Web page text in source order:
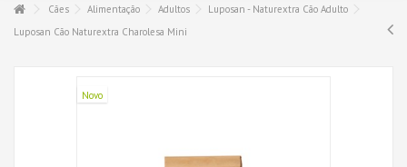
Cães Alimentação Adultos
Luposan - Naturextra Cão Adulto
Luposan Cão Naturextra Charolesa Mini
Novo